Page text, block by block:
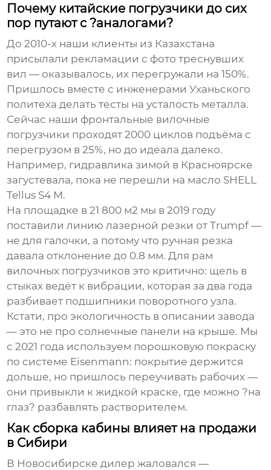
Почему китайские погрузчики до сих
пор путают с ?аналогами?
До 2010-х наши клиенты из Казахстана
присылали рекламации с фото треснувших
вил — оказывалось, их перегружали на 150%.
Пришлось вместе с инженерами Уханьского
политеха делать тесты на усталость металла.
Сейчас наши фронтальные вилочные
погрузчики проходят 2000 циклов подъёма с
перегрузом в 25%, но до идеала далеко.
Например, гидравлика зимой в Красноярске
загустевала, пока не перешли на масло SHELL
Tellus S4 M.
На площадке в 21 800 м2 мы в 2019 году
поставили линию лазерной резки от Trumpf —
не для галочки, а потому что ручная резка
давала отклонение до 0.8 мм. Для рам
вилочных погрузчиков это критично: щель в
стыках ведёт к вибрации, которая за два года
разбивает подшипники поворотного узла.
Кстати, про экологичность в описании завода
— это не про солнечные панели на крыше. Мы
с 2021 года используем порошковую покраску
по системе Eisenmann: покрытие держится
дольше, но пришлось переучивать рабочих —
они привыкли к жидкой краске, где можно ?на
глаз? разбавлять растворителем.
Как сборка кабины влияет на продажи
в Сибири
В Новосибирске дилер жаловался —